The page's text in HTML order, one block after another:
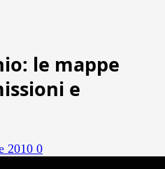
le mappe
e
2010 0